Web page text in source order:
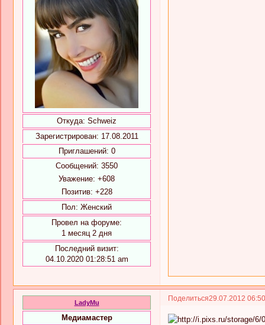
Откуда: Schweiz
Зарегистрирован: 17.08.2011
Приглашений: 0
Сообщений: 3550
Уважение: +608
Позитив: +228
Пол: Женский
Провел на форуме:
1 месяц 2 дня
Последний визит:
04.10.2020 01:28:51 am
Поделиться29.07.2012
LadyMu
Медиамастер